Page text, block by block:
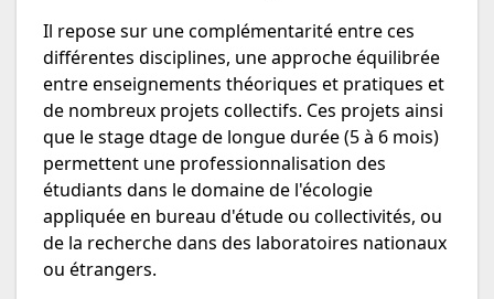
Il repose sur une complémentarité entre ces
différentes disciplines, une approche équilibrée
entre enseignements théoriques et pratiques et
de nombreux projets collectifs. Ces projets ainsi
que le stage dtage de longue durée (5 à 6 mois)
permettent une professionnalisation des
étudiants dans le domaine de l'écologie
appliquée en bureau d'étude ou collectivités, ou
de la recherche dans des laboratoires nationaux
ou étrangers.